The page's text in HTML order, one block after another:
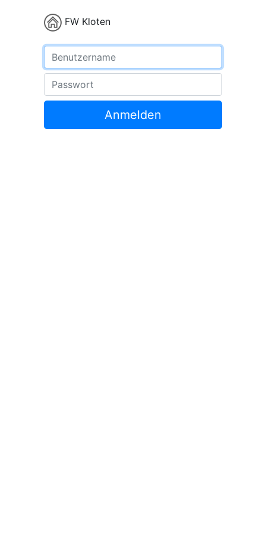
FW Kloten
Benutzername
Passwort
Anmelden